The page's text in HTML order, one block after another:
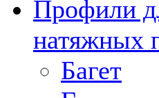
Профили
натяжных
Багет